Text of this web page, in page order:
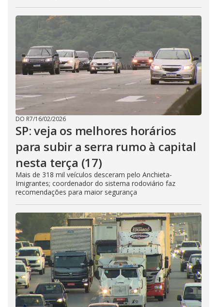
DO R7/16/02/2026
SP: veja os melhores horários
para subir a serra rumo à capital
nesta terça (17)
Mais de 318 mil veículos desceram pelo Anchieta-
Imigrantes; coordenador do sistema rodoviário faz
recomendações para maior segurança